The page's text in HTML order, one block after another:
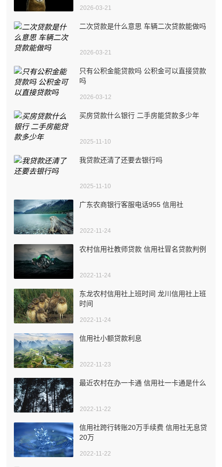
2026-03-21
二次贷款是什么意思 车辆二次贷款能做吗
2026-03-21
只有公积金能贷款吗 公积金可以直接贷款
吗
2026-03-12
买房贷款什么银行 二手房能贷款多少年
2025-11-10
我贷款还清了还要去银行吗
2025-11-10
广东农商银行客服电话955 信用社
2022-11-24
农村信用社教师贷款 信用社冒名贷款判例
2022-11-24
东龙农村信用社上班时间 龙川信用社上班
时间
2022-11-24
信用社小额贷款利息
2022-11-23
最近农村在办一卡通 信用社一卡通是什么
2022-11-22
信用社跨行转账20万手续费 信用社无息贷
20万
2022-11-22